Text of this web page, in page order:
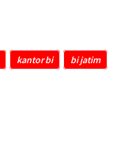
kantor bi bi jatim